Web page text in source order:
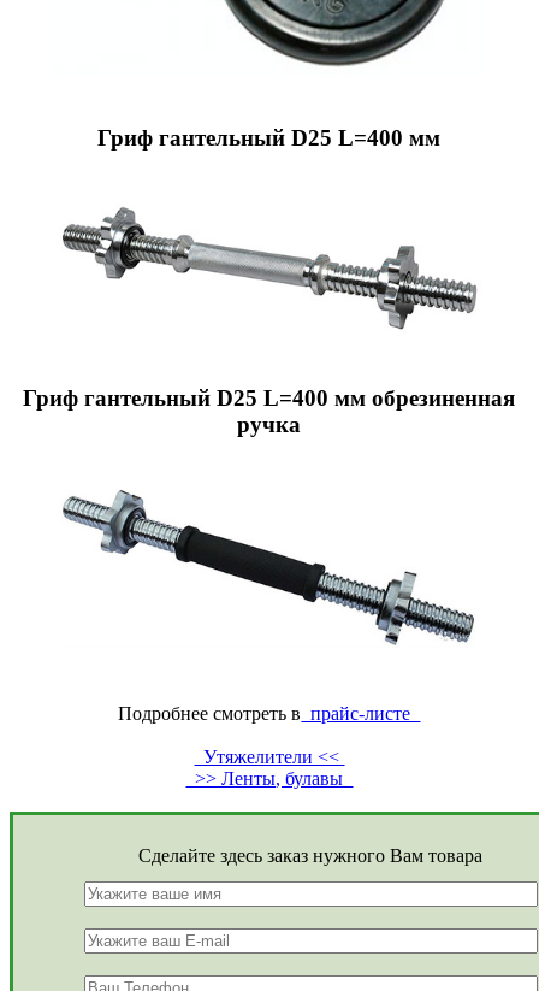
Гриф гантельный D25 L=400 мм
Гриф гантельный D25 L=400 мм обрезиненная
ручка
Подробнее смотреть в прайс-листе
Утяжелители <<
>> Ленты, булавы
Сделайте здесь заказ нужного Вам товара